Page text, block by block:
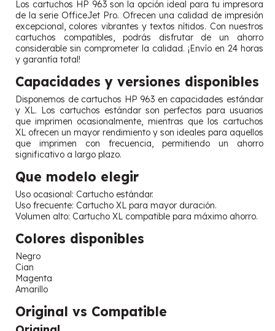
Los cartuchos HP 963 son la opción ideal para tu impresora
de la serie OfficeJet Pro. Ofrecen una calidad de impresión
excepcional, colores vibrantes y textos nítidos. Con nuestros
cartuchos compatibles, podrás disfrutar de un ahorro
considerable sin comprometer la calidad. ¡Envío en 24 horas
y garantía total!
Capacidades y versiones disponibles
Disponemos de cartuchos HP 963 en capacidades estándar
y XL. Los cartuchos estándar son perfectos para usuarios
que imprimen ocasionalmente, mientras que los cartuchos
XL ofrecen un mayor rendimiento y son ideales para aquellos
que imprimen con frecuencia, permitiendo un ahorro
significativo a largo plazo.
Que modelo elegir
Uso ocasional: Cartucho estándar.
Uso frecuente: Cartucho XL para mayor duración.
Volumen alto: Cartucho XL compatible para máximo ahorro.
Colores disponibles
Negro
Cian
Magenta
Amarillo
Original vs Compatible